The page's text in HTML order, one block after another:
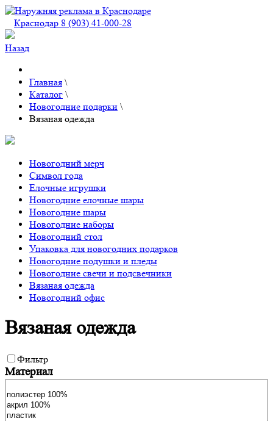
Краснодар 8 (903) 41-000-28
Назад
Главная \
Каталог \
Новогодние подарки \
Вязаная одежда
Новогодний мерч
Символ года
Елочные игрушки
Новогодние елочные шары
Новогодние шары
Новогодние наборы
Новогодний стол
Упаковка для новогодних подарков
Новогодние подушки и пледы
Новогодние свечи и подсвечники
Вязаная одежда
Новогодний офис
Вязаная одежда
Фильтр
Материал